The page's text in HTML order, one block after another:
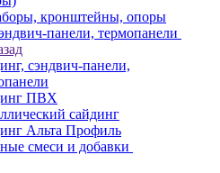
кронштейны, опоры
панели, термопанели
сэндвич-панели,
ПВХ
сайдинг
Альта Профиль
смеси и добавки